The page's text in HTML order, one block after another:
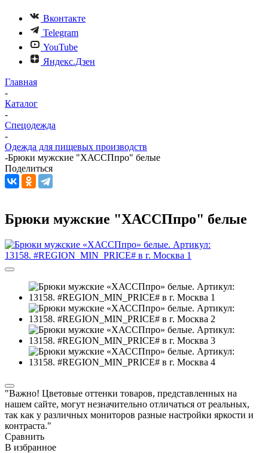
Вконтакте
Telegram
YouTube
Яндекс.Дзен
Главная
-
Каталог
-
Спецодежда
-
Одежда для пищевых производств
-Брюки мужские "ХАССПпро" белые
Поделиться
Брюки мужские "ХАССПпро" белые
"Важно! Цветовые оттенки товаров, представленных на
нашем сайте, могут незначительно отличаться от реальных,
так как у различных мониторов разные настройки яркости и
контраста."
Сравнить
В избранное